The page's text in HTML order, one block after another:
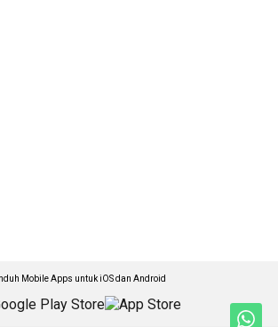
Mobile Apps untuk iOS dan Android